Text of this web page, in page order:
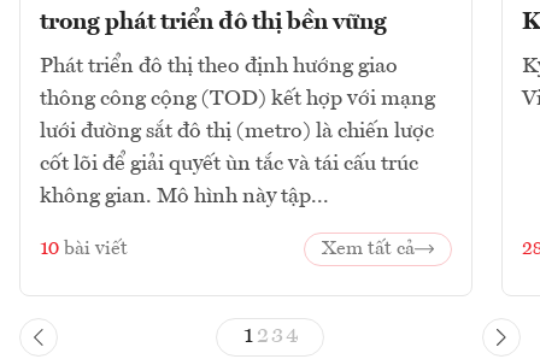
trong phát triển đô thị bền vững
Phát triển đô thị theo định hướng giao
thông công cộng (TOD) kết hợp với mạng
lưới đường sắt đô thị (metro) là chiến lược
cốt lõi để giải quyết ùn tắc và tái cấu trúc
không gian. Mô hình này tập...
10 bài viết Xem tất cả
1 23 4